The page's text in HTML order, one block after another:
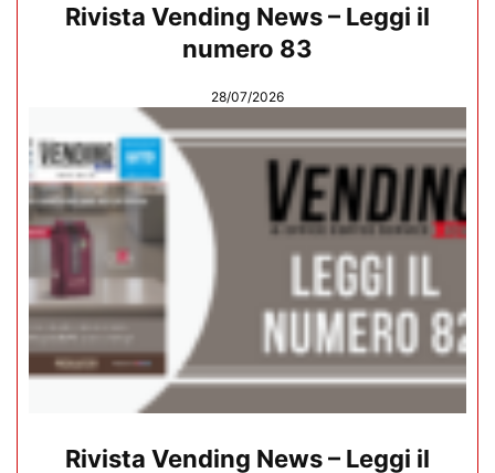
Rivista Vending News – Leggi il
numero 83
28/07/2026
Rivista Vending News – Leggi il